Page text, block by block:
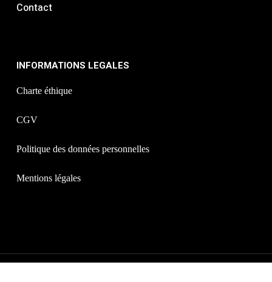
Contact
INFORMATIONS LEGALES
Charte éthique
CGV
Politique des données personnelles
Mentions légales